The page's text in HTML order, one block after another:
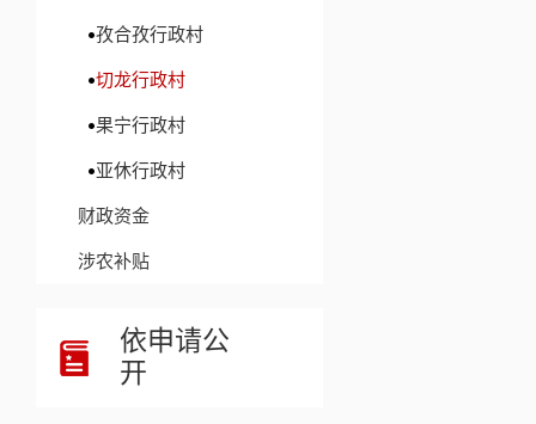
孜合孜行政村
切龙行政村
果宁行政村
亚休行政村
财政资金
涉农补贴
依申请公
开